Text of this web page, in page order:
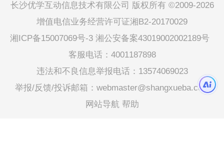
长沙优学互动信息技术有限公司 版权所有 ©2009-2026
增值电信业务经营许可证湘B2-20170029
湘ICP备15007069号-3 湘公安备案43019002002189号
客服电话：4001187898
违法和不良信息举报电话：13574069023
举报/反馈/投诉邮箱：webmaster@shangxueba.com
网站导航 帮助